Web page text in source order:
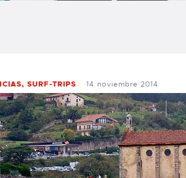
CARRITO
TIENDA
SURFERS
, SURF-TRIPS 14 noviembre 2014